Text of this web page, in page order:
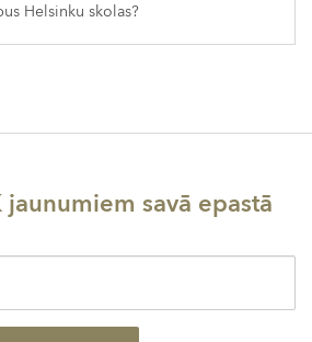
Helsinku skolas?
jaunumiem savā epastā